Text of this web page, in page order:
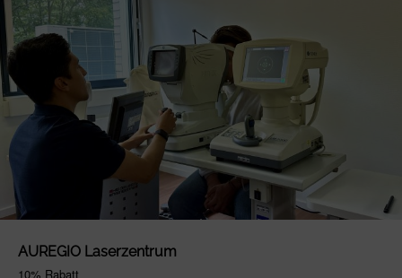
AUREGIO Laserzentrum
10% Rabatt